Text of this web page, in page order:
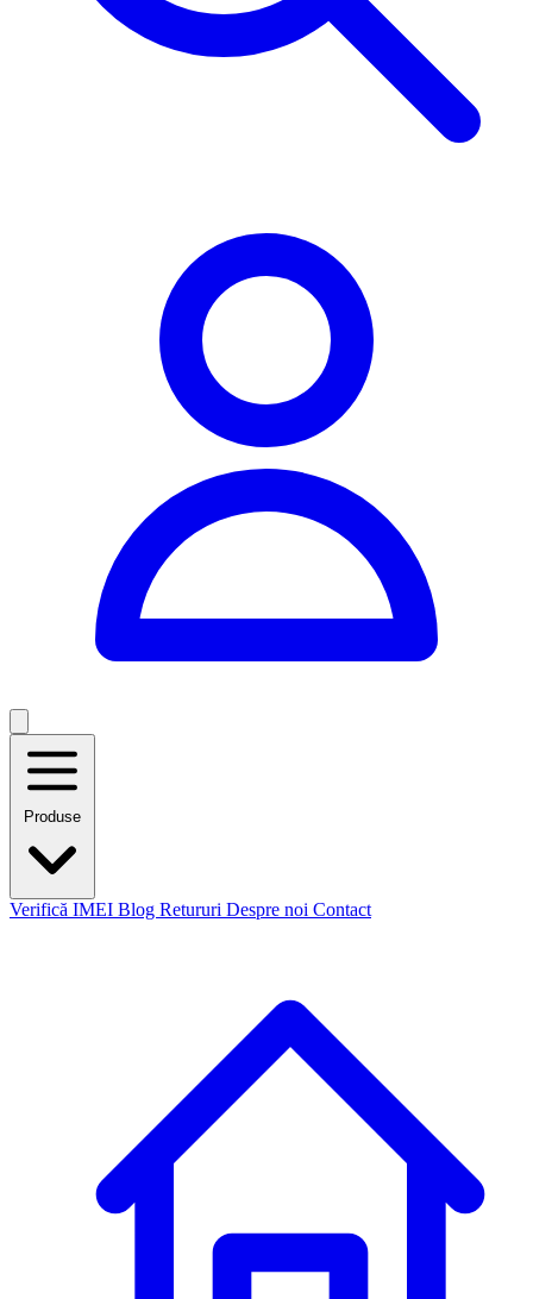
Produse
Verifică IMEI Blog Retururi Despre noi Contact